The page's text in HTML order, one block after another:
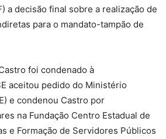
a decisão final sobre a realização de
para o mandato-tampão de
foi condenado à
aceitou pedido do Ministério
e condenou Castro por
na Fundação Centro Estadual de
e Formação de Servidores Públicos